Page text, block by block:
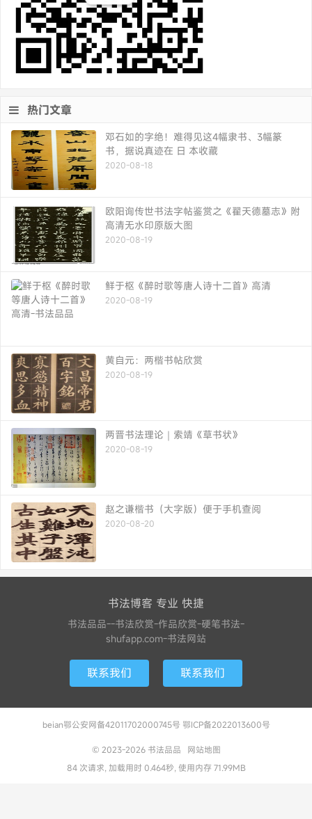
热门文章
邓石如的字绝！难得见这4幅隶书、3幅篆
书，据说真迹在 日 本收藏
2020-08-18
欧阳询传世书法字帖鉴赏之《翟天德墓志》附
高清无水印原版大图
2020-08-19
鲜于枢《醉时歌等唐人诗十二首》高清
2020-08-19
黄自元：两楷书帖欣赏
2020-08-19
两晋书法理论｜索靖《草书状》
2020-08-19
赵之谦楷书（大字版）便于手机查阅
2020-08-20
书法博客 专业 快捷
书法品品--书法欣赏-作品欣赏-硬笔书法-
shufapp.com-书法网站
联系我们 联系我们
beian鄂公安网备42011702000745号 鄂ICP备2022013600号
© 2023-2026书法品品
网站地图
84 次请求, 加载用时 0.464秒, 使用内存 71.99MB